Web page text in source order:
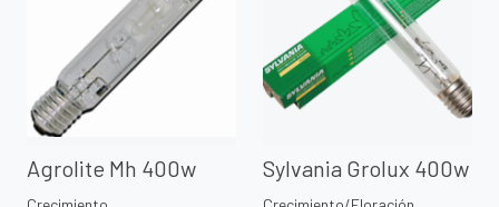
Agrolite Mh 400w Sylvania Grolux 400w